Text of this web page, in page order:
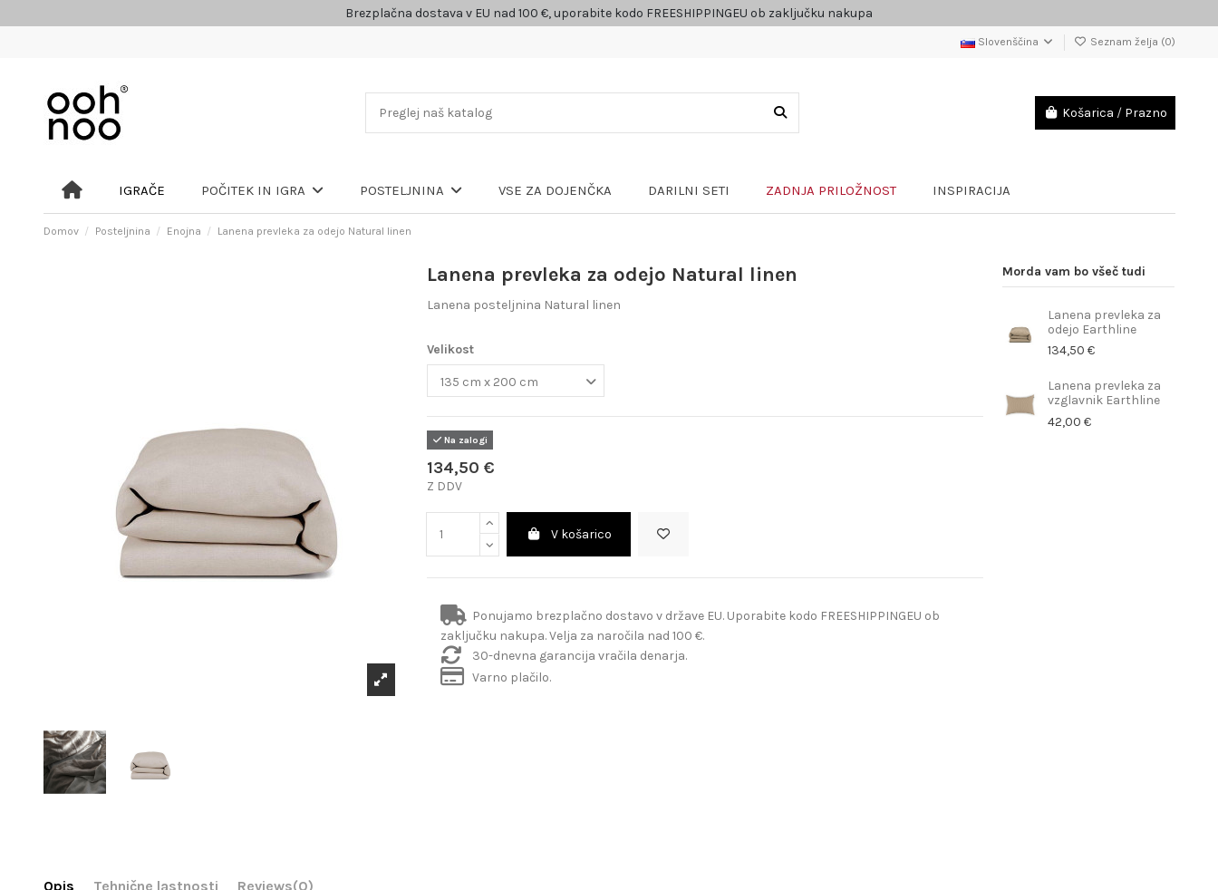
Brezplačna dostava v EU nad 100 €, uporabite kodo FREESHIPPINGEU ob zaključku nakupa
Slovenščina Seznam želja (0)
Košarica / Prazno
IGRAČE POČITEK IN IGRA POSTELJNINA VSE ZA DOJENČKA DARILNI SETI ZADNJA PRILOŽNOST INSPIRACIJA
Domov Posteljnina Enojna Lanena prevleka za odejo Natural linen
Lanena prevleka za odejo Natural linen
Lanena posteljnina Natural linen
Velikost
Na zalogi
134,50 €
Z DDV
V košarico
Ponujamo brezplačno dostavo v države EU. Uporabite kodo FREESHIPPINGEU ob
zaključku nakupa. Velja za naročila nad 100 €.
30-dnevna garancija vračila denarja.
Varno plačilo.
Morda vam bo všeč tudi
Lanena prevleka za
odejo Earthline
134,50 €
Lanena prevleka za
vzglavnik Earthline
42,00 €
Opis Tehnične lastnosti Reviews(0)